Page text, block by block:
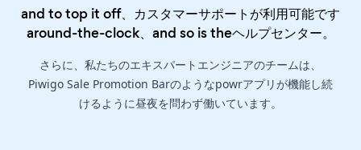
and to top it off、カスタマーサポートが利用可能です
around-the-clock、and so is theヘルプセンター。
さらに、私たちのエキスパートエンジニアのチームは、
Piwigo Sale Promotion Barのようなpowrアプリが機能し続
けるように昼夜を問わず働いています。